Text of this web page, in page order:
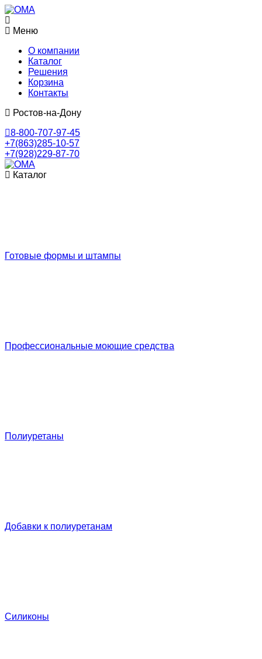
Меню
О компании
Каталог
Решения
Корзина
Контакты
Ростов-на-Дону
8-800-707-97-45
+7(863)285-10-57
+7(928)229-87-70
Каталог
Готовые формы и штампы
Профессиональные моющие средства
Полиуретаны
Добавки к полиуретанам
Силиконы